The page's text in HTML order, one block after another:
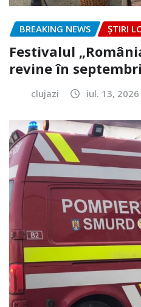
BREAKING NEWS ȘTIRI
Festivalul
revine în
clujazi iul. 13, 2026